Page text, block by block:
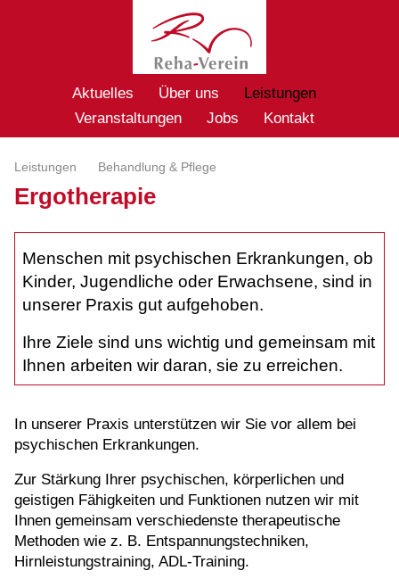
Aktuelles Über uns
Leistungen
Veranstaltungen
Jobs Kontakt
Leistungen Behandlung & Pflege
Ergotherapie
Menschen mit psychischen Erkrankungen, ob
Kinder, Jugendliche oder Erwachsene, sind in
unserer Praxis gut aufgehoben.
Ihre Ziele sind uns wichtig und gemeinsam mit
Ihnen arbeiten wir daran, sie zu erreichen.
In unserer Praxis unterstützen wir Sie vor allem bei
psychischen Erkrankungen.
Zur Stärkung Ihrer psychischen, körperlichen und
geistigen Fähigkeiten und Funktionen nutzen wir mit
Ihnen gemeinsam verschiedenste therapeutische
Methoden wie z. B. Entspannungstechniken,
Hirnleistungstraining, ADL-Training.